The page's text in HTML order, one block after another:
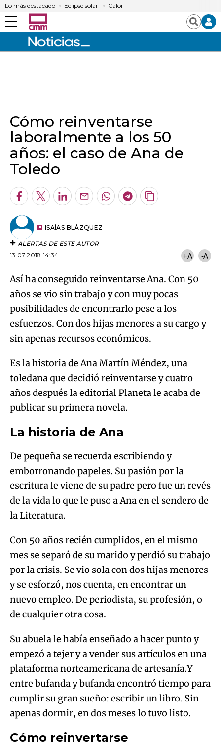
Lo más destacado Eclipse solar Calor
Menú Buscar
Cómo reinventarse
laboralmente a los 50
años: el caso de Ana de
Toledo
Facebook
TwitterLinkedInEnviarWhatsapp
Telegram
Copiar
ISAÍAS BLÁZQUEZ
ALERTAS DE ESTE AUTOR
13.07.2018 14:34
+A -A
Así ha conseguido reinventarse Ana. Con 50
años se vio sin trabajo y con muy pocas
posibilidades de encontrarlo pese a los
esfuerzos. Con dos hijas menores a su cargo y
sin apenas recursos económicos.
Es la historia de Ana Martín Méndez, una
toledana que decidió reinventarse y cuatro
años después la editorial Planeta le acaba de
publicar su primera novela.
La historia de Ana
De pequeña se recuerda escribiendo y
emborronando papeles. Su pasión por la
escritura le viene de su padre pero fue un revés
de la vida lo que le puso a Ana en el sendero de
la Literatura.
Con 50 años recién cumplidos, en el mismo
mes se separó de su marido y perdió su trabajo
por la crisis. Se vio sola con dos hijas menores
y se esforzó, nos cuenta, en encontrar un
nuevo empleo. De periodista, su profesión, o
de cualquier otra cosa.
Su abuela le había enseñado a hacer punto y
empezó a tejer y a vender sus artículos en una
plataforma norteamericana de artesanía.Y
entre bufanda y bufanda encontró tiempo para
cumplir su gran sueño: escribir un libro. Sin
apenas dormir, en dos meses lo tuvo listo.
Cómo reinvertarse